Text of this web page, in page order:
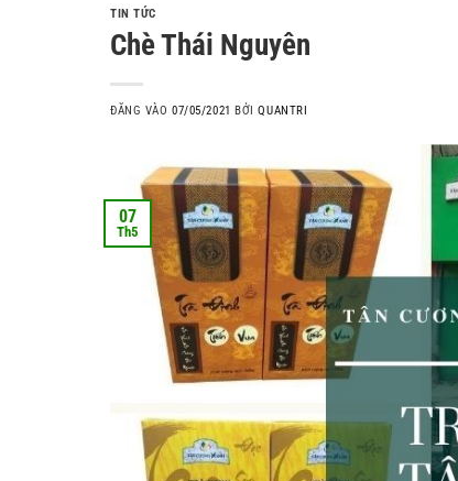
TIN TỨC
Chè Thái Nguyên
ĐĂNG VÀO07/05/2021 BỞIQUANTRI
07
Th5